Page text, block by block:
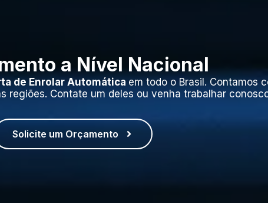
a Nível Nacional
de Enrolar Automática em todo o Brasil. Contamos
regiões. Contate um deles ou venha trabalhar
Solicite um Orçamento